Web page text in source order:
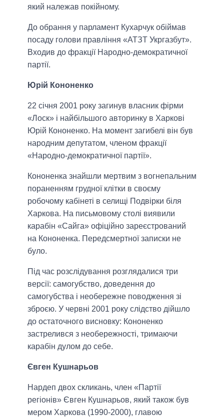
який належав покійному.
До обрання у парламент Кухарчук обіймав
посаду голови правління «АТЗТ Укргазбут».
Входив до фракції Народно-демократичної
партії.
Юрій Кононенко
22 січня 2001 року загинув власник фірми
«Лоск» і найбільшого авторинку в Харкові
Юрій Кононенко. На момент загибелі він був
народним депутатом, членом фракції
«Народно-демократичної партії».
Кононенка знайшли мертвим з вогнепальним
пораненням грудної клітки в своєму
робочому кабінеті в селищі Подвірки біля
Харкова. На письмовому столі виявили
карабін «Сайга» офіційно зареєстрований
на Кононенка. Передсмертної записки не
було.
Під час розслідування розглядалися три
версії: самогубство, доведення до
самогубства і необережне поводження зі
зброєю. У червні 2001 року слідство дійшло
до остаточного висновку: Кононенко
застрелився з необережності, тримаючи
карабін дулом до себе.
Євген Кушнарьов
Нардеп двох скликань, член «Партії
регіонів» Євген Кушнарьов, який також був
мером Харкова (1990-2000), главою